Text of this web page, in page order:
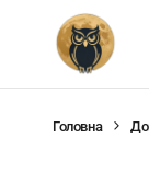
Головна